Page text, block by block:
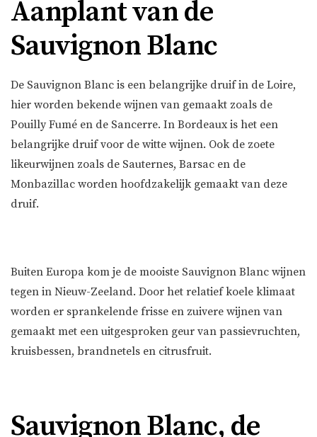
Aanplant van de
Sauvignon Blanc
De Sauvignon Blanc is een belangrijke druif in de Loire,
hier worden bekende wijnen van gemaakt zoals de
Pouilly Fumé en de Sancerre. In Bordeaux is het een
belangrijke druif voor de witte wijnen. Ook de zoete
likeurwijnen zoals de Sauternes, Barsac en de
Monbazillac worden hoofdzakelijk gemaakt van deze
druif.
Buiten Europa kom je de mooiste Sauvignon Blanc wijnen
tegen in Nieuw-Zeeland. Door het relatief koele klimaat
worden er sprankelende frisse en zuivere wijnen van
gemaakt met een uitgesproken geur van passievruchten,
kruisbessen, brandnetels en citrusfruit.
Sauvignon Blanc, de